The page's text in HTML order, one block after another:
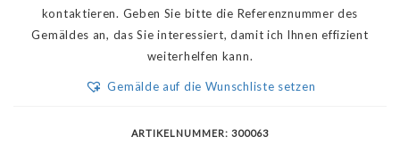
kontaktieren. Geben Sie bitte die Referenznummer des
Gemäldes an, das Sie interessiert, damit ich Ihnen effizient
weiterhelfen kann.
Gemälde auf die Wunschliste setzen
ARTIKELNUMMER: 300063